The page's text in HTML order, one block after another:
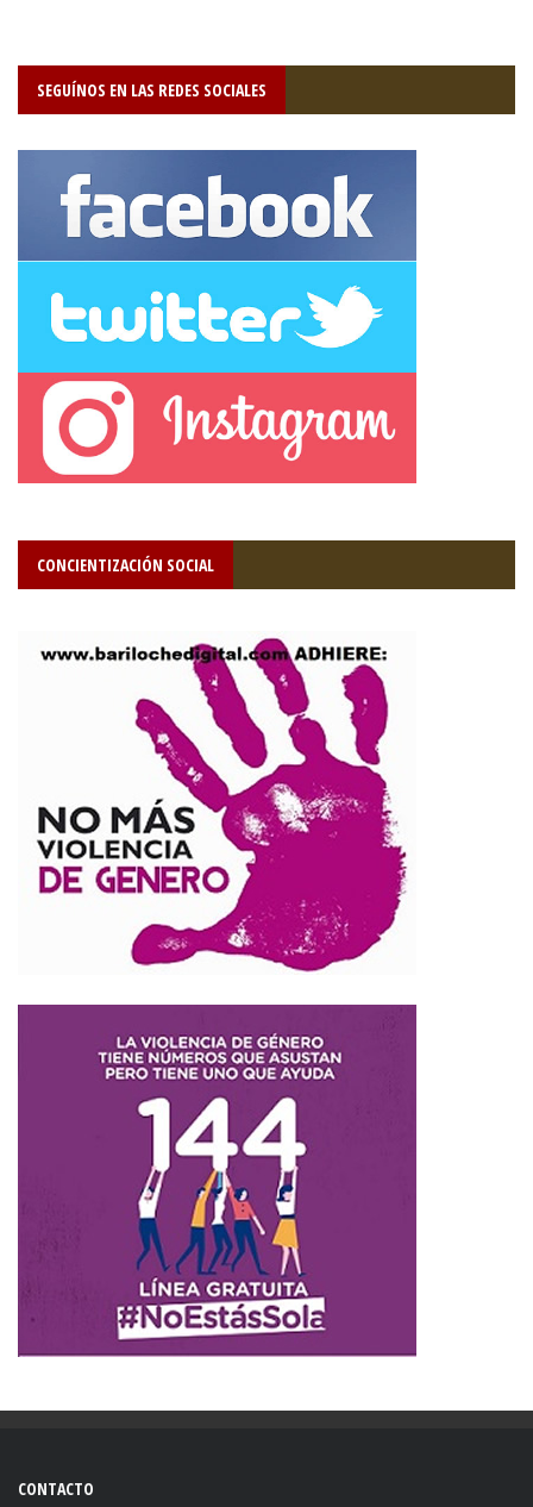
SEGUÍNOS EN LAS REDES SOCIALES
CONCIENTIZACIÓN SOCIAL
CONTACTO